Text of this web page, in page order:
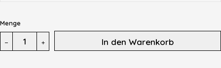
Menge
In den Warenkorb